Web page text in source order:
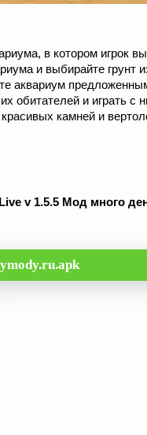
в котором игрок
и выбирайте
аквариум
обитателей и играть с
камней и
v 1.5.5 Мод много